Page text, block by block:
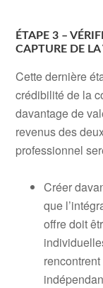
ÉTAPE 3 –
CAPTURE DE LA
Cette dernière
crédibilité de la
davantage de
revenus des
professionnel
Créer
que
offre doit